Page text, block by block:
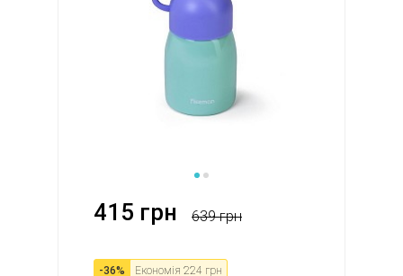
415 грн 639 грн
-36% Економія 224 грн